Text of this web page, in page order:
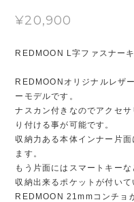
¥20,900
REDMOON L字ファスナー
REDMOONオリジナルレザ
ーモデルです。
ナスカン付きなのでアクセ
り付ける事が可能です。
収納力ある本体インナー片
ます。
もう片面にはスマートキー
収納出来るポケットが付いて
REDMOON 21mmコンチョ